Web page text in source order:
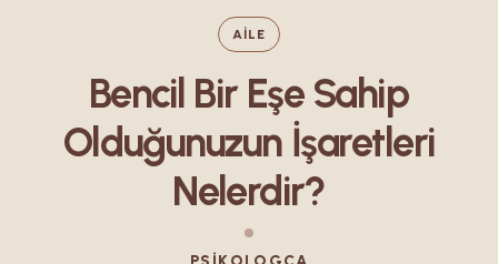
AILE
Bencil Bir Eşe Sahip
Olduğunuzun İşaretleri
Nelerdir?